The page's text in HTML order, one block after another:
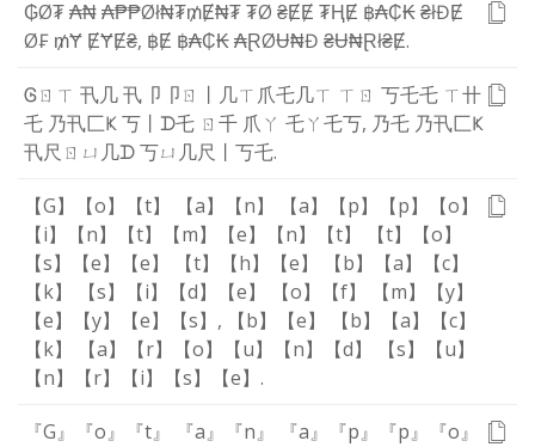
₲Ø₮₳₦₳₱₱Øł₦₮₥Ɇ₦₮₮Ø ₴ɆɆ ₮ⱧɆ ฿₳₵₭₴łĐɆ
Ø₣ ₥Ɏ ɆɎɆ₴, ฿Ɇ ฿₳₵₭₳ⱤØɄ₦Đ ₴Ʉ₦Ɽł₴Ɇ.
Ꮆㄖ ㄒ 卂几卂 卩 卩ㄖ 丨 几ㄒ 爪乇几ㄒ ㄒ ㄖ 丂乇乇 ㄒ卄
乇 乃卂匚Ҝ丂 丨 ᗪ乇 ㄖ 千 爪ㄚ 乇ㄚ乇丂, 乃乇 乃卂匚Ҝ
卂尺 ㄖ ㄩ 几ᗪ丂ㄩ 几尺 丨 丂乇.
【G】 【o】 【t】 【a】 【n】 【a】 【p】 【p】
【o】
【i】
【n】 【t】 【m】 【e】 【n】 【t】 【t】
【o】
【s】
【e】 【e】 【t】 【h】 【e】 【b】 【a】
【c】
【k】
【s】 【i】 【d】 【e】 【o】 【f】 【m】
【y】
【e】
【y】 【e】 【s】 , 【b】 【e】 【b】 【a】
【c】
【k】
【a】 【r】 【o】 【u】 【n】 【d】 【s】
【u】
【n】
【r】 【i】 【s】 【e】 .
『G』 『o』 『t』 『a』 『n』 『a』 『p』 『p』
『o』